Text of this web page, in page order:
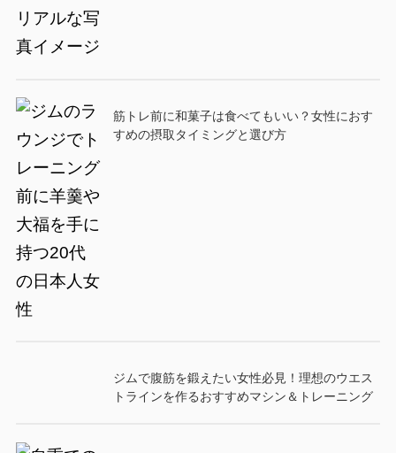
筋トレ前に和菓子は食べてもいい？女性におす
すめの摂取タイミングと選び方
ジムで腹筋を鍛えたい女性必見！理想のウエス
トラインを作るおすすめマシン＆トレーニング